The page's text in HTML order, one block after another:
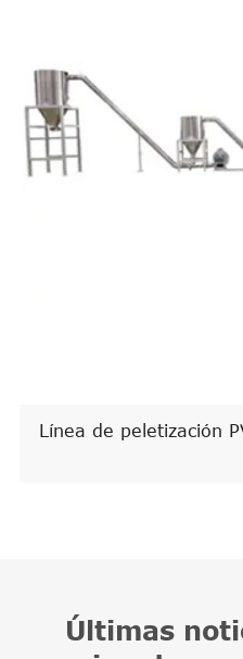
Línea de peletización
Últimas